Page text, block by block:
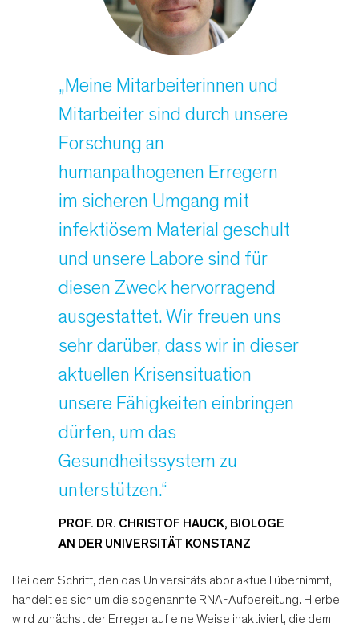
„Meine Mitarbeiterinnen und
Mitarbeiter sind durch unsere
Forschung an
humanpathogenen Erregern
im sicheren Umgang mit
infektiösem Material geschult
und unsere Labore sind für
diesen Zweck hervorragend
ausgestattet. Wir freuen uns
sehr darüber, dass wir in dieser
aktuellen Krisensituation
unsere Fähigkeiten einbringen
dürfen, um das
Gesundheitssystem zu
unterstützen.“
PROF. DR. CHRISTOF HAUCK, BIOLOGE
AN DER UNIVERSITÄT KONSTANZ
Bei dem Schritt, den das Universitätslabor aktuell übernimmt,
handelt es sich um die sogenannte RNA-Aufbereitung. Hierbei
wird zunächst der Erreger auf eine Weise inaktiviert, die dem